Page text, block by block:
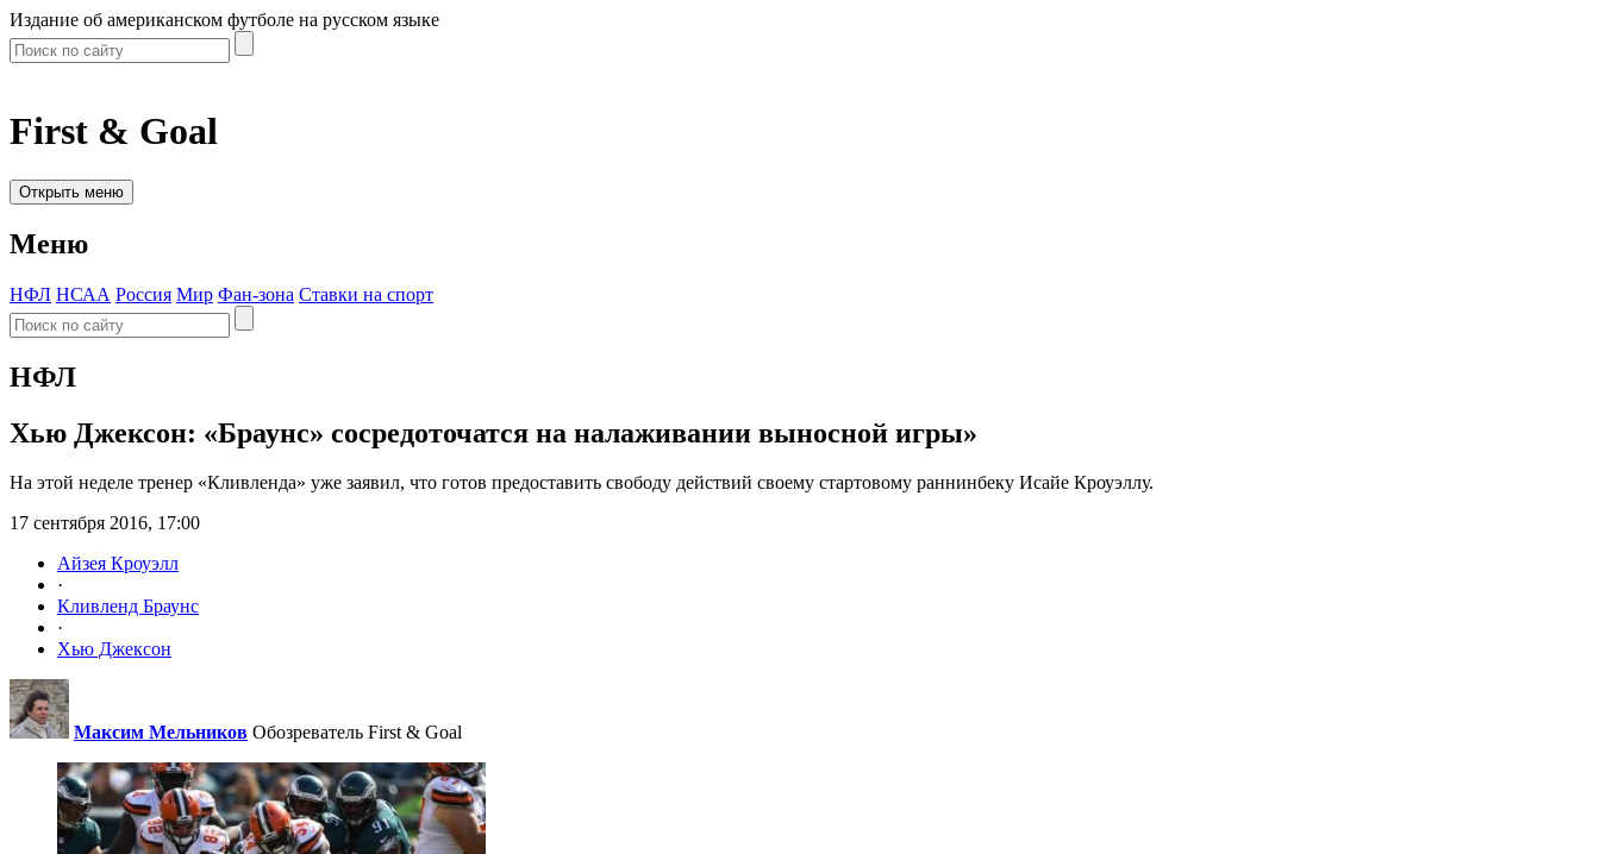
Издание об американском футболе на русском языке
First & Goal
Открыть меню
Меню
НФЛ НСАА Россия Мир Фан-зона Ставки на спорт
НФЛ
Хью Джексон: «Браунс» сосредоточатся на налаживании выносной игры»
На этой неделе тренер «Кливленда» уже заявил, что готов предоставить свободу действий своему стартовому раннинбеку Исайе Кроуэллу.
17 сентября 2016, 17:00
Айзея Кроуэлл
·
Кливленд Браунс
·
Хью Джексон
Максим Мельников Обозреватель First & Goal